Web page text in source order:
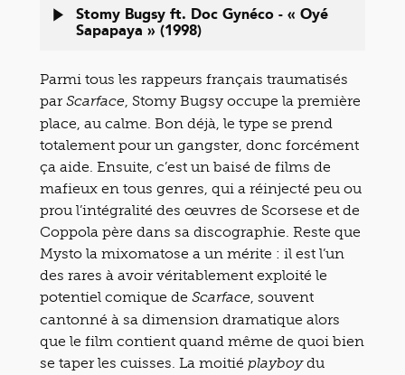
Stomy Bugsy ft. Doc Gynéco - « Oyé
Sapapaya » (1998)
Parmi tous les rappeurs français traumatisés
parScarface, Stomy Bugsy occupe la première
place, au calme. Bon déjà, le type se prend
totalement pour un gangster, donc forcément
ça aide. Ensuite, c’est un baisé de films de
mafieux en tous genres, qui a réinjecté peu ou
prou l’intégralité des œuvres de Scorsese et de
Coppola père dans sa discographie. Reste que
Mysto la mixomatose a un mérite : il est l’un
des rares à avoir véritablement exploité le
potentiel comique de Scarface, souvent
cantonné à sa dimension dramatique alors
que le film contient quand même de quoi bien
se taper les cuisses. La moitié playboydu